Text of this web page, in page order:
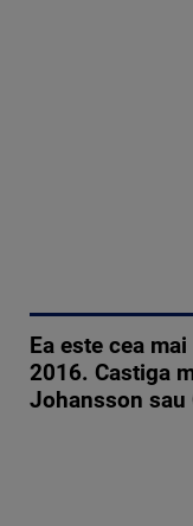
Ea este cea
2016. Castiga
Johansson sau